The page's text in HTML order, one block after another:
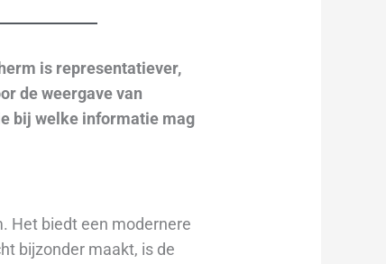
is representatiever,
de weergave van
bij welke informatie mag
Het biedt een modernere
bijzonder maakt, is de